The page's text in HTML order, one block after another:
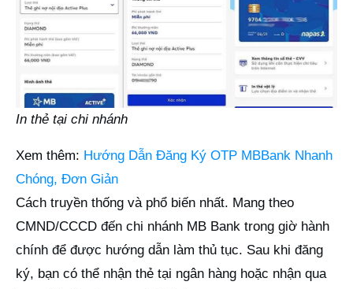
In thẻ tại chi nhánh
Xem thêm: Hướng Dẫn Đăng Ký OTP MBBank Nhanh
Chóng, Đơn Giản
Cách truyền thống và phổ biến nhất. Mang theo
CMND/CCCD đến chi nhánh MB Bank trong giờ hành
chính để được hướng dẫn làm thủ tục. Sau khi đăng
ký, bạn có thể nhận thẻ tại ngân hàng hoặc nhận qua